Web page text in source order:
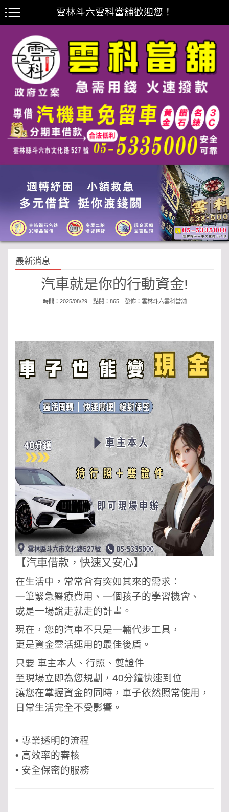
雲林斗六雲科當舖歡迎您！
最新消息
汽車就是你的行動資金!
時間：2025/08/29 點閱：865 發佈： 雲林斗六雲科當舖
【汽車借款，快速又安心】
在生活中，常常會有突如其來的需求：
一筆緊急醫療費用、一個孩子的學習機會、
或是一場說走就走的計畫。
現在，您的汽車不只是一輛代步工具，
更是資金靈活運用的最佳後盾。
只要 車主本人、行照、雙證件
至現場立即為您規劃，40分鐘快速到位
讓您在掌握資金的同時，車子依然照常使用，
日常生活完全不受影響。
• 專業透明的流程
• 高效率的審核
• 安全保密的服務